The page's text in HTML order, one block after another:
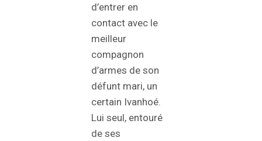
d’entrer en
contact avec le
meilleur
compagnon
d’armes de son
défunt mari, un
certain Ivanhoé.
Lui seul, entouré
de ses